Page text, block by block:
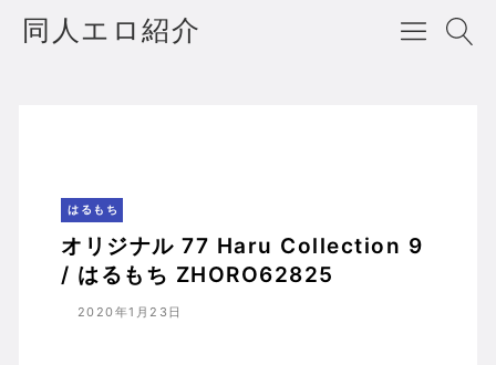
同人エロ紹介
はるもち
オリジナル 77 Haru Collection 9
/ はるもち ZHORO62825
2020年1月23日